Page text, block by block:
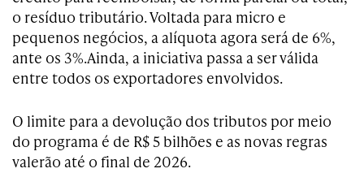
o resíduo tributário. Voltada para micro e
pequenos negócios, a alíquota agora será de 6%,
ante os 3%.Ainda, a iniciativa passa a ser válida
entre todos os exportadores envolvidos.
O limite para a devolução dos tributos por meio
do programa é de R$ 5 bilhões e as novas regras
valerão até o final de 2026.